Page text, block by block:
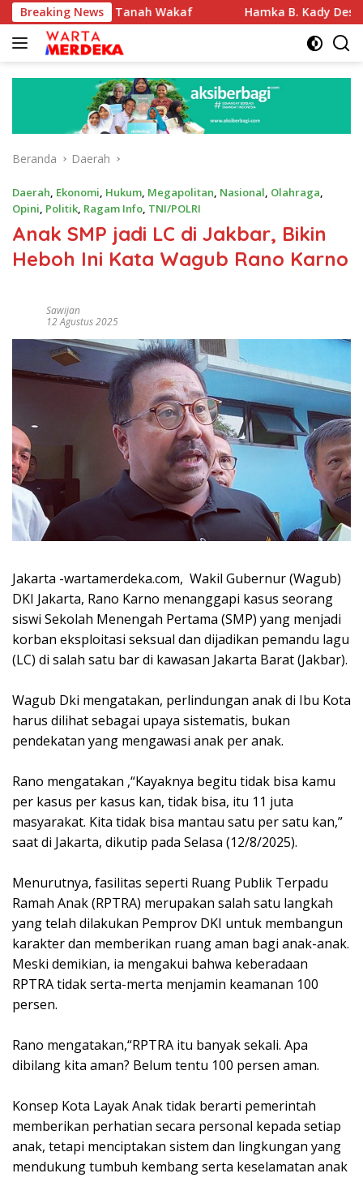
Langsung
ke
konten
Breaking News
Tanah Wakaf Hamka B. Kady Desak Evaluasi
Beranda Daerah
Daerah, Ekonomi, Hukum, Megapolitan, Nasional, Olahraga,
Opini, Politik, Ragam Info, TNI/POLRI
Anak SMP jadi LC di Jakbar, Bikin
Heboh Ini Kata Wagub Rano Karno
Sawijan
12 Agustus 2025
Jakarta -wartamerdeka.com, Wakil Gubernur (Wagub)
DKI Jakarta, Rano Karno menanggapi kasus seorang
siswi Sekolah Menengah Pertama (SMP) yang menjadi
korban eksploitasi seksual dan dijadikan pemandu lagu
(LC) di salah satu bar di kawasan Jakarta Barat (Jakbar).
‎Wagub Dki mengatakan, perlindungan anak di Ibu Kota
harus dilihat sebagai upaya sistematis, bukan
pendekatan yang mengawasi anak per anak.
‎Rano mengatakan ,“Kayaknya begitu tidak bisa kamu
per kasus per kasus kan, tidak bisa, itu 11 juta
masyarakat. Kita tidak bisa mantau satu per satu kan,”
saat di Jakarta, dikutip pada Selasa (12/8/2025).
‎Menurutnya, fasilitas seperti Ruang Publik Terpadu
Ramah Anak (RPTRA) merupakan salah satu langkah
yang telah dilakukan Pemprov DKI untuk membangun
karakter dan memberikan ruang aman bagi anak-anak.
Meski demikian, ia mengakui bahwa keberadaan
RPTRA tidak serta-merta menjamin keamanan 100
persen.
‎Rano mengatakan,“RPTRA itu banyak sekali. Apa
dibilang kita aman? Belum tentu 100 persen aman.
‎Konsep Kota Layak Anak tidak berarti pemerintah
memberikan perhatian secara personal kepada setiap
anak, tetapi menciptakan sistem dan lingkungan yang
mendukung tumbuh kembang serta keselamatan anak